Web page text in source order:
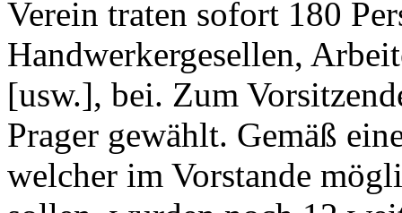
Verein traten sofort 180
Handwerkergesellen,
[usw.], bei. Zum
Prager gewählt. Gemäß
welcher im Vorstande